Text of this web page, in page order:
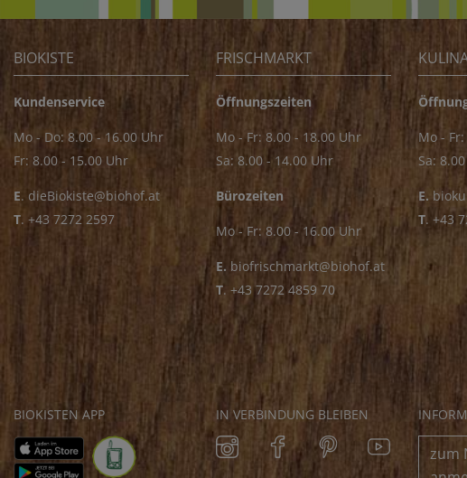
BIOKISTE
Kundenservice
Mo - Do: 8.00 - 16.00 Uhr
Fr: 8.00 - 15.00 Uhr
E. dieBiokiste@biohof.at
T. +43 7272 2597
FRISCHMARKT
Öffnungszeiten
Mo - Fr: 8.00 - 18.00 Uhr
Sa: 8.00 - 14.00 Uhr
Bürozeiten
Mo - Fr: 8.00 - 16.00 Uhr
E. biofrischmarkt@biohof.at
T. +43 7272 4859 70
Mo -
Sa:
E.
T. +43
BIOKISTEN APP IN VERBINDUNG BLEIBEN
zum